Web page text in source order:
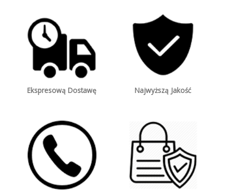
Ekspresową Dostawę Najwyższą Jakość